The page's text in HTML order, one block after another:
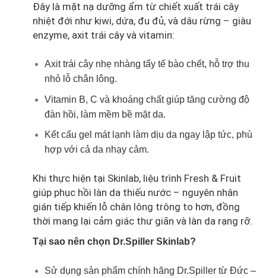
Đây là mặt nạ dưỡng ẩm từ chiết xuất trái cây
nhiệt đới như kiwi, dứa, đu đủ, và dâu rừng – giàu
enzyme, axit trái cây và vitamin:
Axit trái cây nhẹ nhàng tẩy tế bào chết, hỗ trợ thu
nhỏ lỗ chân lông.
Vitamin B, C và khoáng chất giúp tăng cường độ
đàn hồi, làm mềm bề mặt da.
Kết cấu gel mát lạnh làm dịu da ngay lập tức, phù
hợp với cả da nhạy cảm.
Khi thực hiện tại Skinlab, liệu trình Fresh & Fruit
giúp phục hồi làn da thiếu nước – nguyên nhân
gián tiếp khiến lỗ chân lông trông to hơn, đồng
thời mang lại cảm giác thư giãn và làn da rạng rỡ.
Tại sao nên chọn Dr.Spiller Skinlab?
Sử dụng sản phẩm chính hãng Dr.Spiller từ Đức –